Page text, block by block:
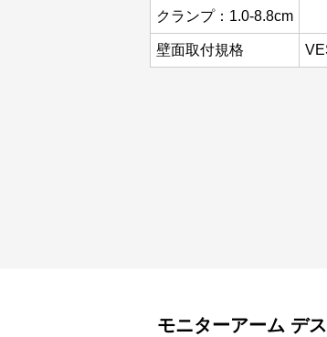
クランプ：1.0-8.8cm
壁面取付規格
モニターアーム デ